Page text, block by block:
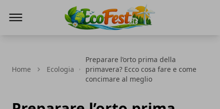
Home Ecologia
Preparare l’orto prima della
primavera? Ecco cosa fare e come
concimare al meglio